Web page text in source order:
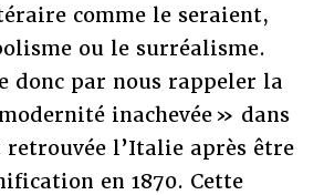
comme le seraient,
ou le surréalisme.
donc par nous rappeler la
inachevée » dans
retrouvée l’Italie après être
en 1870. Cette